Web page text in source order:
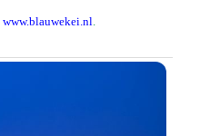
www.blauwekei.nl.